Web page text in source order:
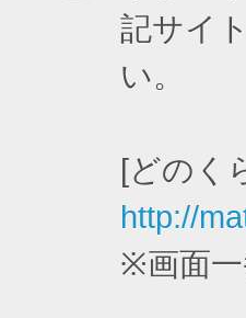
記サイ
い。
[どのく
http://
※画面